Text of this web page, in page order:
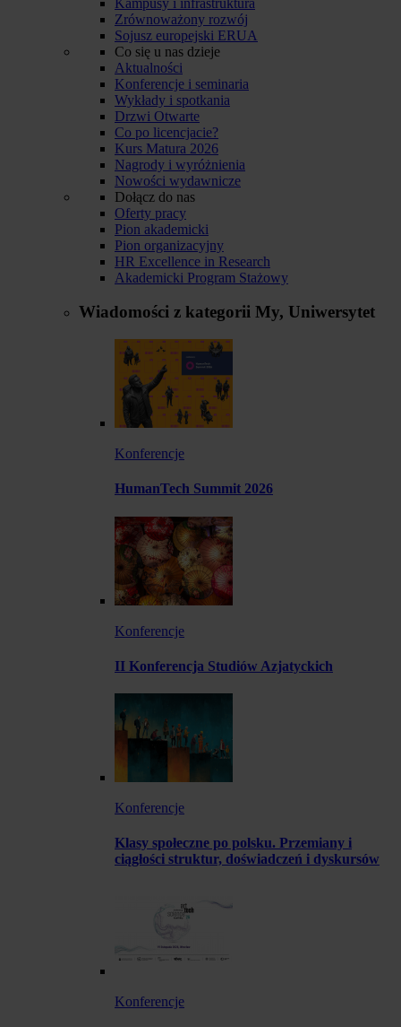
Zrównoważony rozwój
Sojusz europejski ERUA
Co się u nas dzieje
Aktualności
Konferencje i seminaria
Wykłady i spotkania
Drzwi Otwarte
Co po licencjacie?
Kurs Matura 2026
Nagrody i wyróżnienia
Nowości wydawnicze
Dołącz do nas
Oferty pracy
Pion akademicki
Pion organizacyjny
HR Excellence in Research
Akademicki Program Stażowy
Wiadomości z kategorii My, Uniwersytet
Konferencje
HumanTech Summit 2026
Konferencje
II Konferencja Studiów Azjatyckich
Konferencje
Klasy społeczne po polsku. Przemiany i
ciągłości struktur, doświadczeń i dyskursów
Konferencje